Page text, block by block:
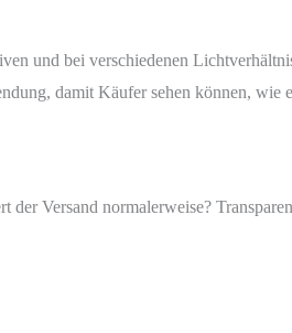
und bei verschiedenen
damit Käufer sehen können, wie
Versand normalerweise?